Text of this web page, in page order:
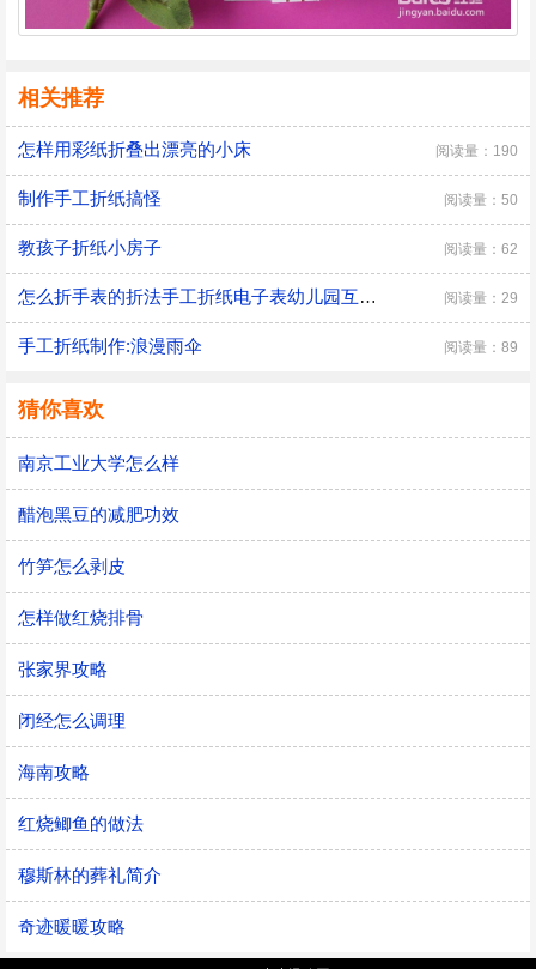
相关推荐
怎样用彩纸折叠出漂亮的小床 阅读量：190
制作手工折纸搞怪 阅读量：50
教孩子折纸小房子 阅读量：62
怎么折手表的折法手工折纸电子表幼儿园互动游戏 阅读量：29
手工折纸制作:浪漫雨伞 阅读量：89
猜你喜欢
南京工业大学怎么样
醋泡黑豆的减肥功效
竹笋怎么剥皮
怎样做红烧排骨
张家界攻略
闭经怎么调理
海南攻略
红烧鲫鱼的做法
穆斯林的葬礼简介
奇迹暖暖攻略